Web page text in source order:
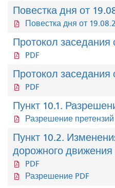
Повестка дня от
Повестка дня от
Протокол заседания
PDF
Протокол заседания
PDF
Пункт 10.1.
Разрешение претензий
Пункт 10.2.
дорожного движения
PDF
Разрешение PDF